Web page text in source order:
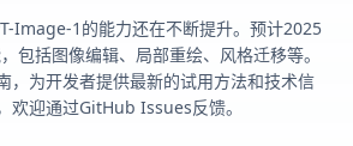
Image-1的能力还在不断提升。预计2025
包括图像编辑、局部重绘、风格迁移等。
，为开发者提供最新的试用方法和技术信
欢迎通过GitHub Issues反馈。